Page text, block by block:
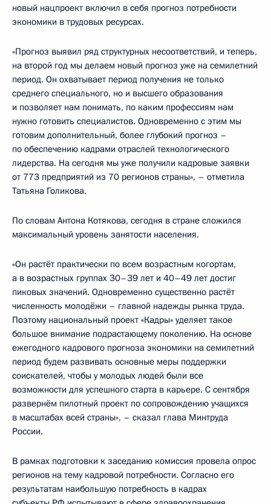
новый нацпроект включил в себя прогноз потребности
экономики в трудовых ресурсах.
«Прогноз выявил ряд структурных несоответствий, и теперь,
на второй год мы делаем новый прогноз уже на семилетний
период. Он охватывает период получения не только
среднего специального, но и высшего образования
и позволяет нам понимать, по каким профессиям нам
нужно готовить специалистов. Одновременно с этим мы
готовим дополнительный, более глубокий прогноз –
по обеспечению кадрами отраслей технологического
лидерства. На сегодня мы уже получили кадровые заявки
от 773 предприятий из 70 регионов страны», – отметила
Татьяна Голикова.
По словам Антона Котякова, сегодня в стране сложился
максимальный уровень занятости населения.
«Он растёт практически по всем возрастным когортам,
а в возрастных группах 30–39 лет и 40–49 лет достиг
пиковых значений. Одновременно существенно растёт
численность молодёжи – главной надежды рынка труда.
Поэтому национальный проект «Кадры» уделяет такое
большое внимание подрастающему поколению. На основе
ежегодного кадрового прогноза экономики на семилетний
период будем развивать основные меры поддержки
соискателей, чтобы у молодых людей были все
возможности для успешного старта в карьере. С сентября
развернём пилотный проект по сопровождению учащихся
в масштабах всей страны», – сказал глава Минтруда
России.
В рамках подготовки к заседанию комиссия провела опрос
регионов на тему кадровой потребности. Согласно его
результатам наибольшую потребность в кадрах